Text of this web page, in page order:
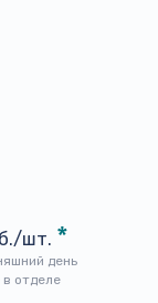
шт. *
день
в отделе